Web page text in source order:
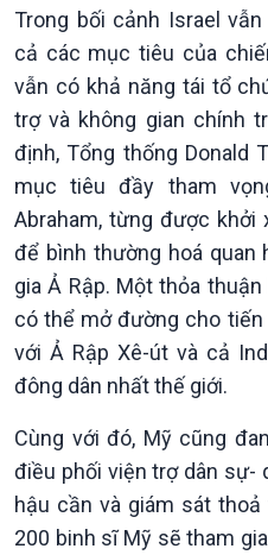
Tài nguyên và Môi trường
Chuyên gia của bạn
Xã hội chuyển động
Bước chân đến trường
Văn hoá & Du lịch
Tin Văn hoá & Du lịch
Trong bối cảnh Israel
cả các mục tiêu của
vẫn có khả năng tái tổ
trợ và không gian chính
định, Tổng thống Donald
mục tiêu đầy tham
Abraham, từng được khởi
để bình thường hoá quan
gia Ả Rập. Một thỏa
có thể mở đường cho tiến
với Ả Rập Xê-út và cả
đông dân nhất thế giới.
Cùng với đó, Mỹ cũng
điều phối viện trợ dân sự-
hậu cần và giám sát
200 binh sĩ Mỹ sẽ tham